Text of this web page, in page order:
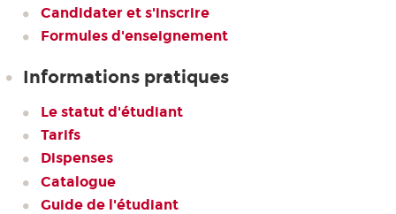
Candidater et s'inscrire
Formules d'enseignement
Informations pratiques
Le statut d'étudiant
Tarifs
Dispenses
Catalogue
Guide de l'étudiant